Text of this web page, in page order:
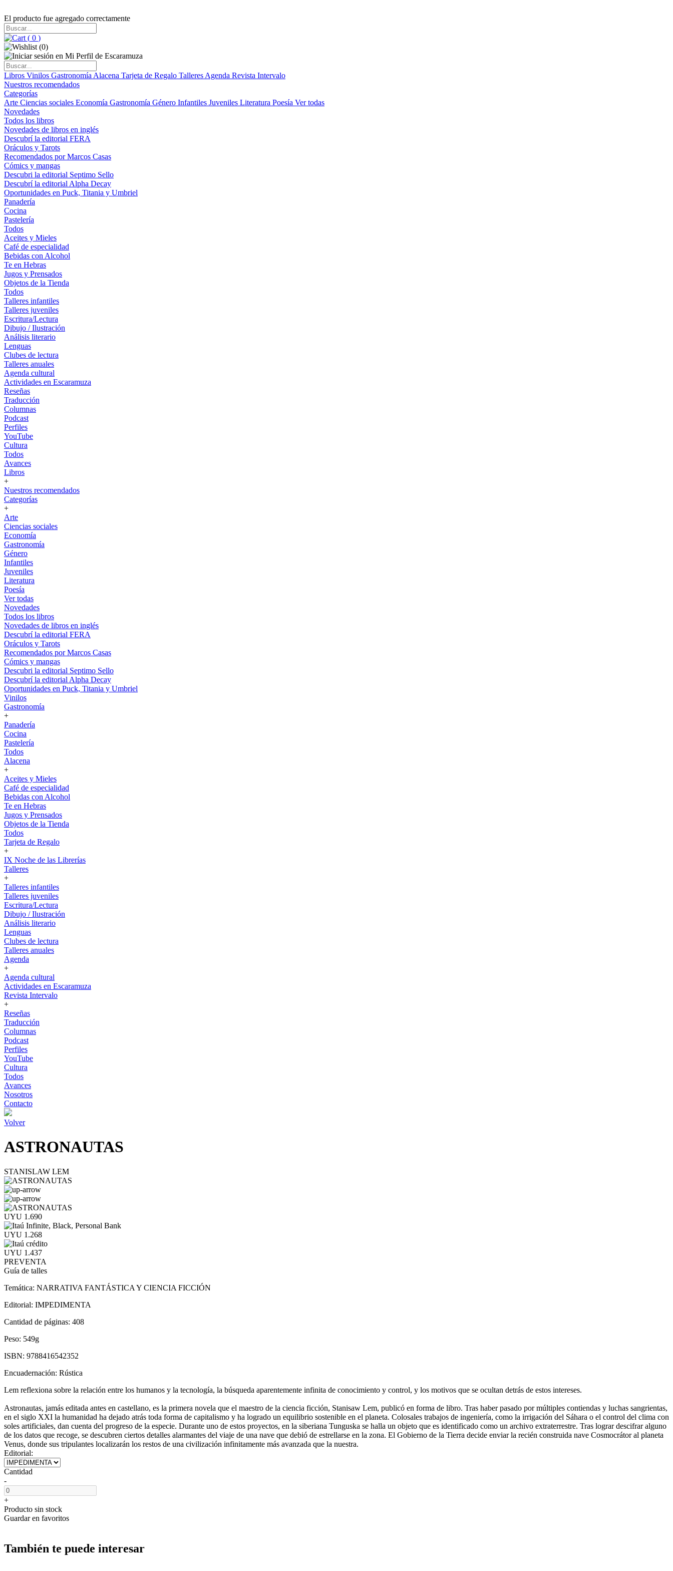
El producto fue agregado correctamente
( 0 )
(0)
Libros Vinilos Gastronomía Alacena Tarjeta de Regalo Talleres Agenda Revista Intervalo
Nuestros recomendados
Categorías
Arte Ciencias sociales Economía Gastronomía Género Infantiles Juveniles Literatura Poesía Ver todas
Novedades
Todos los libros
Novedades de libros en inglés
Descubrí la editorial FERA
Oráculos y Tarots
Recomendados por Marcos Casas
Cómics y mangas
Descubri la editorial Septimo Sello
Descubrí la editorial Alpha Decay
Oportunidades en Puck, Titania y Umbriel
Panadería
Cocina
Pastelería
Todos
Aceites y Mieles
Café de especialidad
Bebidas con Alcohol
Te en Hebras
Jugos y Prensados
Objetos de la Tienda
Todos
Talleres infantiles
Talleres juveniles
Escritura/Lectura
Dibujo / Ilustración
Análisis literario
Lenguas
Clubes de lectura
Talleres anuales
Agenda cultural
Actividades en Escaramuza
Reseñas
Traducción
Columnas
Podcast
Perfiles
YouTube
Cultura
Todos
Avances
Libros
+
Nuestros recomendados
Categorías
+
Arte
Ciencias sociales
Economía
Gastronomía
Género
Infantiles
Juveniles
Literatura
Poesía
Ver todas
Novedades
Todos los libros
Novedades de libros en inglés
Descubrí la editorial FERA
Oráculos y Tarots
Recomendados por Marcos Casas
Cómics y mangas
Descubri la editorial Septimo Sello
Descubrí la editorial Alpha Decay
Oportunidades en Puck, Titania y Umbriel
Vinilos
Gastronomía
+
Panadería
Cocina
Pastelería
Todos
Alacena
+
Aceites y Mieles
Café de especialidad
Bebidas con Alcohol
Te en Hebras
Jugos y Prensados
Objetos de la Tienda
Todos
Tarjeta de Regalo
+
IX Noche de las Librerías
Talleres
+
Talleres infantiles
Talleres juveniles
Escritura/Lectura
Dibujo / Ilustración
Análisis literario
Lenguas
Clubes de lectura
Talleres anuales
Agenda
+
Agenda cultural
Actividades en Escaramuza
Revista Intervalo
+
Reseñas
Traducción
Columnas
Podcast
Perfiles
YouTube
Cultura
Todos
Avances
Nosotros
Contacto
Volver
ASTRONAUTAS
STANISLAW LEM
UYU 1.690
UYU 1.268
UYU 1.437
PREVENTA
Guía de talles
Temática: NARRATIVA FANTÁSTICA Y CIENCIA FICCIÓN
Editorial: IMPEDIMENTA
Cantidad de páginas: 408
Peso: 549g
ISBN: 9788416542352
Encuadernación: Rústica
Lem reflexiona sobre la relación entre los humanos y la tecnología, la búsqueda aparentemente infinita de conocimiento y control, y los motivos que se ocultan detrás de estos intereses.
Astronautas, jamás editada antes en castellano, es la primera novela que el maestro de la ciencia ficción, Stanisaw Lem, publicó en forma de libro. Tras haber pasado por múltiples contiendas y luchas sangrientas,
en el siglo XXI la humanidad ha dejado atrás toda forma de capitalismo y ha logrado un equilibrio sostenible en el planeta. Colosales trabajos de ingeniería, como la irrigación del Sáhara o el control del clima con
soles artificiales, dan cuenta del progreso de la especie. Durante uno de estos proyectos, en la siberiana Tunguska se halla un objeto que es identificado como un archivo extraterrestre. Tras lograr descifrar alguno
de los datos que recoge, se descubren ciertos detalles alarmantes del viaje de una nave que debió de estrellarse en la zona. El Gobierno de la Tierra decide enviar la recién construida nave Cosmocrátor al planeta
Venus, donde sus tripulantes localizarán los restos de una civilización infinitamente más avanzada que la nuestra.
Editorial:
Cantidad
-
+
Producto sin stock
Guardar en favoritos
También te puede interesar